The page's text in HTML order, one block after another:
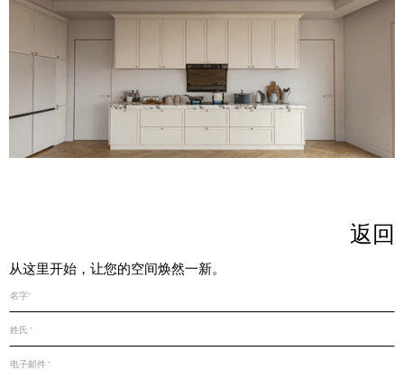
返回
从这里开始，让您的空间焕然一新。